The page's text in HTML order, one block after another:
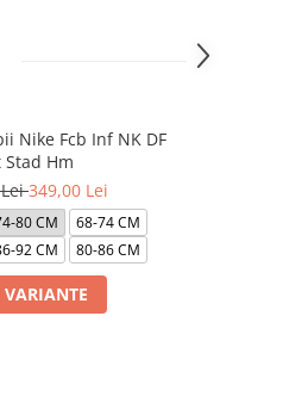
Nike Fcb Inf NK DF
Stad Hm
Lei349,00 Lei
80 CM
68-74 CM
92 CM 80-86 CM
VARIANTE